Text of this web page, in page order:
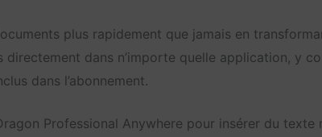
plus rapidement que jamais en
dans n’importe quelle application, y
dans l’abonnement.
Professional Anywhere pour insérer du texte